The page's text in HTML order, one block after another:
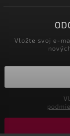
Vložte svoj e-